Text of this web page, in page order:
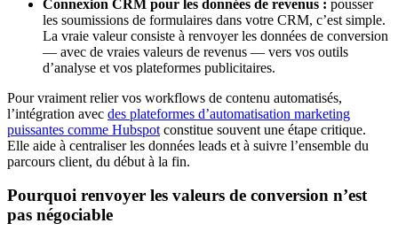
Connexion CRM pour les données de revenus : pousser
les soumissions de formulaires dans votre CRM, c’est simple.
La vraie valeur consiste à renvoyer les données de conversion
— avec de vraies valeurs de revenus — vers vos outils
d’analyse et vos plateformes publicitaires.
Pour vraiment relier vos workflows de contenu automatisés,
l’intégration avec des plateformes d’automatisation marketing
puissantes comme Hubspot constitue souvent une étape critique.
Elle aide à centraliser les données leads et à suivre l’ensemble du
parcours client, du début à la fin.
Pourquoi renvoyer les valeurs de conversion n’est
pas négociable